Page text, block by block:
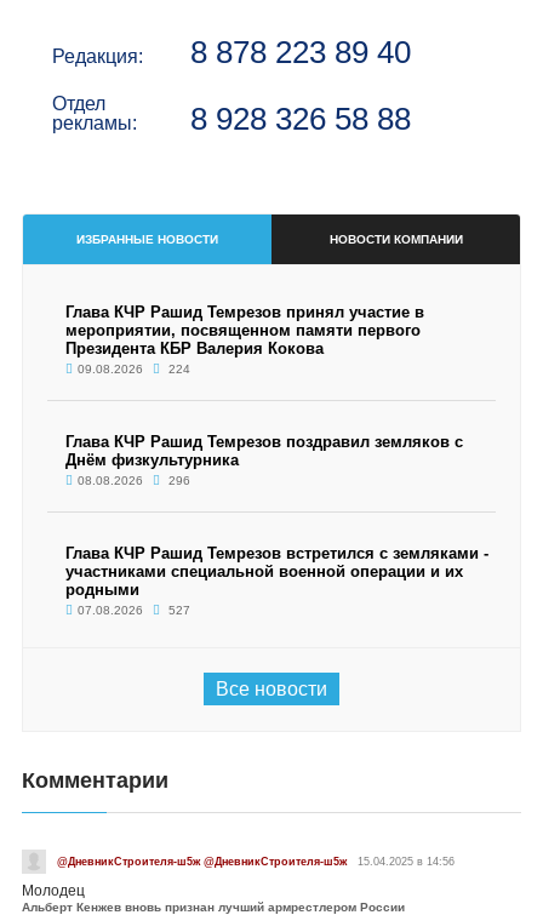
Редакция: 8 878 223 89 40
Отдел
рекламы:
8 928 326 58 88
ИЗБРАННЫЕ НОВОСТИ НОВОСТИ КОМПАНИИ
Глава КЧР Рашид Темрезов принял участие в
мероприятии, посвященном памяти первого
Президента КБР Валерия Кокова
09.08.2026 224
Глава КЧР Рашид Темрезов поздравил земляков с
Днём физкультурника
08.08.2026 296
Глава КЧР Рашид Темрезов встретился с земляками -
участниками специальной военной операции и их
родными
07.08.2026 527
Все новости
Комментарии
@ДневникСтроителя-ш5ж @ДневникСтроителя-ш5ж 15.04.2025 в 14:56
Молодец
Альберт Кенжев вновь признан лучший армрестлером России